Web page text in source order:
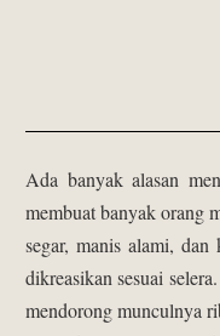
Ada banyak alasan
membuat banyak orang
segar, manis alami,
dikreasikan sesuai
mendorong munculnya